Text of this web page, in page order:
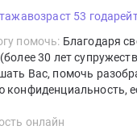
возраст 53 года
помочь: Благодаря
30 лет
Вас, помочь
конфиденциальность,
или они постоянно
онлайн